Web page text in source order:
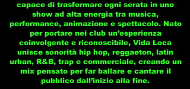
capace di trasformare ogni serata in uno
show ad alta energia tra musica,
performance, animazione e spettacolo. Nato
per portare nei club un’esperienza
coinvolgente e riconoscibile, Vida Loca
unisce sonorità hip hop, reggaeton, latin
urban, R&B, trap e commerciale, creando un
mix pensato per far ballare e cantare il
pubblico dall’inizio alla fine.